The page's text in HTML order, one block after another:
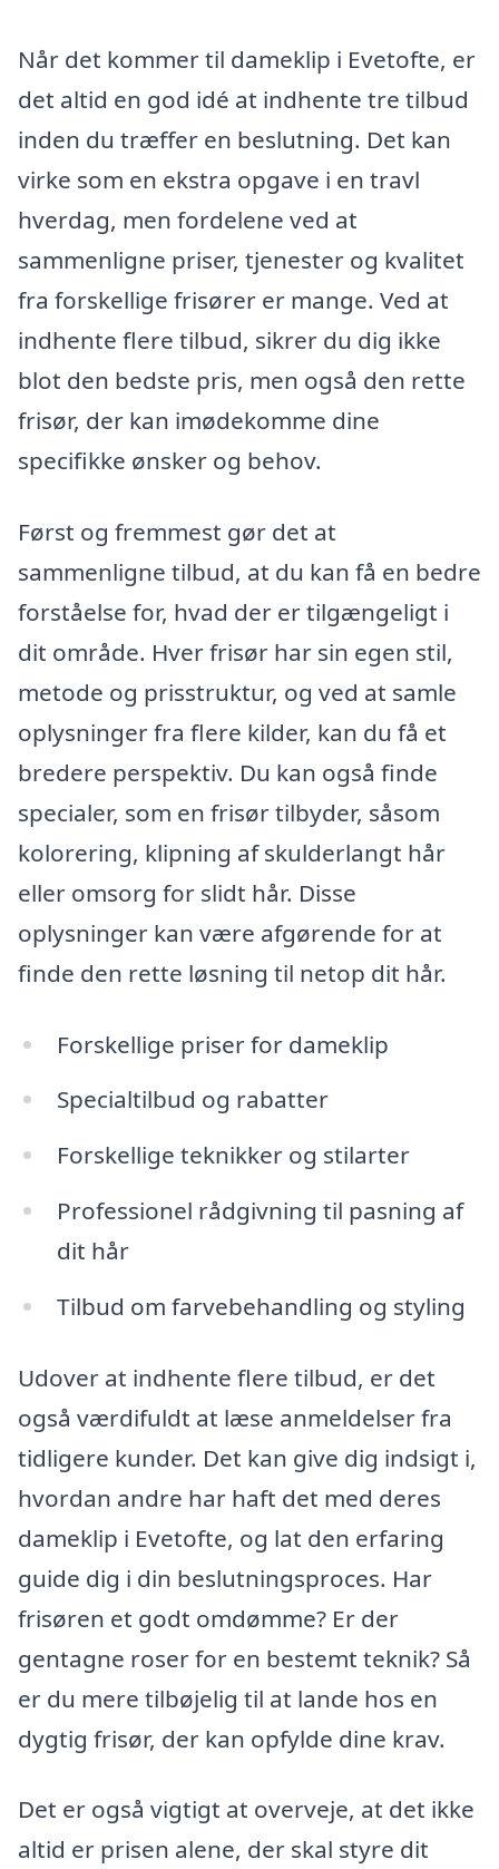
Når det kommer til dameklip i Evetofte, er
det altid en god idé at indhente tre tilbud
inden du træffer en beslutning. Det kan
virke som en ekstra opgave i en travl
hverdag, men fordelene ved at
sammenligne priser, tjenester og kvalitet
fra forskellige frisører er mange. Ved at
indhente flere tilbud, sikrer du dig ikke
blot den bedste pris, men også den rette
frisør, der kan imødekomme dine
specifikke ønsker og behov.
Først og fremmest gør det at
sammenligne tilbud, at du kan få en bedre
forståelse for, hvad der er tilgængeligt i
dit område. Hver frisør har sin egen stil,
metode og prisstruktur, og ved at samle
oplysninger fra flere kilder, kan du få et
bredere perspektiv. Du kan også finde
specialer, som en frisør tilbyder, såsom
kolorering, klipning af skulderlangt hår
eller omsorg for slidt hår. Disse
oplysninger kan være afgørende for at
finde den rette løsning til netop dit hår.
Forskellige priser for dameklip
Specialtilbud og rabatter
Forskellige teknikker og stilarter
Professionel rådgivning til pasning af
dit hår
Tilbud om farvebehandling og styling
Udover at indhente flere tilbud, er det
også værdifuldt at læse anmeldelser fra
tidligere kunder. Det kan give dig indsigt i,
hvordan andre har haft det med deres
dameklip i Evetofte, og lat den erfaring
guide dig i din beslutningsproces. Har
frisøren et godt omdømme? Er der
gentagne roser for en bestemt teknik? Så
er du mere tilbøjelig til at lande hos en
dygtig frisør, der kan opfylde dine krav.
Det er også vigtigt at overveje, at det ikke
altid er prisen alene, der skal styre dit